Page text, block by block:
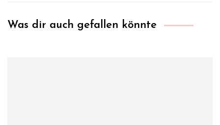
Was dir auch gefallen könnte